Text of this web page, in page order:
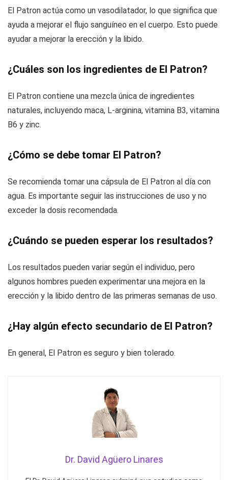
El Patron actúa como un vasodilatador, lo que significa que
ayuda a mejorar el flujo sanguíneo en el cuerpo. Esto puede
ayudar a mejorar la erección y la libido.
¿Cuáles son los ingredientes de El Patron?
El Patron contiene una mezcla única de ingredientes
naturales, incluyendo maca, L-arginina, vitamina B3, vitamina
B6 y zinc.
¿Cómo se debe tomar El Patron?
Se recomienda tomar una cápsula de El Patron al día con
agua. Es importante seguir las instrucciones de uso y no
exceder la dosis recomendada.
¿Cuándo se pueden esperar los resultados?
Los resultados pueden variar según el individuo, pero
algunos hombres pueden experimentar una mejora en la
erección y la libido dentro de las primeras semanas de uso.
¿Hay algún efecto secundario de El Patron?
En general, El Patron es seguro y bien tolerado.
Dr. David Agüero Linares